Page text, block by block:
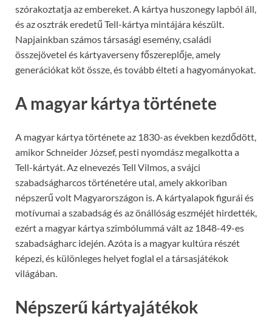
szórakoztatja az embereket. A kártya huszonegy lapból áll,
és az osztrák eredetű Tell-kártya mintájára készült.
Napjainkban számos társasági esemény, családi
összejövetel és kártyaverseny főszereplője, amely
generációkat köt össze, és tovább élteti a hagyományokat.
A magyar kártya története
A magyar kártya története az 1830-as években kezdődött,
amikor Schneider József, pesti nyomdász megalkotta a
Tell-kártyát. Az elnevezés Tell Vilmos, a svájci
szabadságharcos történetére utal, amely akkoriban
népszerű volt Magyarországon is. A kártyalapok figurái és
motívumai a szabadság és az önállóság eszméjét hirdették,
ezért a magyar kártya szimbólummá vált az 1848-49-es
szabadságharc idején. Azóta is a magyar kultúra részét
képezi, és különleges helyet foglal el a társasjátékok
világában.
Népszerű kártyajátékok